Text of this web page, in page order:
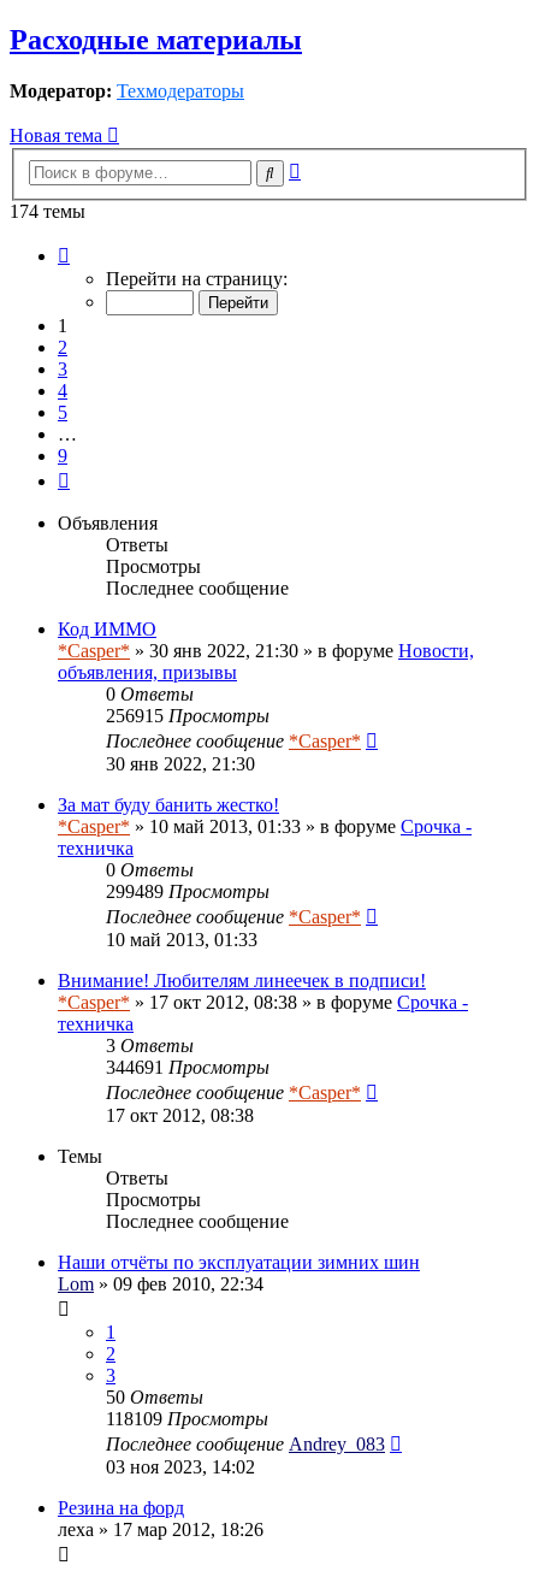
Расходные материалы
Модератор: Техмодераторы
Новая тема
Поиск
174 темы
Перейти на страницу:
1
2
3
4
5
…
9
Объявления
Ответы
Просмотры
Последнее сообщение
Код ИММО
*Casper* » 30 янв 2022, 21:30 » в форуме Новости,
объявления, призывы
0 Ответы
256915 Просмотры
Последнее сообщение *Casper*
30 янв 2022, 21:30
За мат буду банить жестко!
*Casper* » 10 май 2013, 01:33 » в форуме Срочка -
техничка
0 Ответы
299489 Просмотры
Последнее сообщение *Casper*
10 май 2013, 01:33
Внимание! Любителям линеечек в подписи!
*Casper* » 17 окт 2012, 08:38 » в форуме Срочка -
техничка
3 Ответы
344691 Просмотры
Последнее сообщение *Casper*
17 окт 2012, 08:38
Темы
Ответы
Просмотры
Последнее сообщение
Наши отчёты по эксплуатации зимних шин
Lom » 09 фев 2010, 22:34
1
2
3
50 Ответы
118109 Просмотры
Последнее сообщение Andrey_083
03 ноя 2023, 14:02
Резина на форд
леха » 17 мар 2012, 18:26